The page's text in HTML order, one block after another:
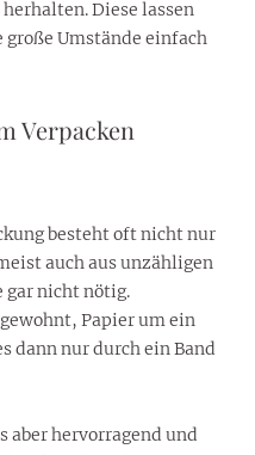
Diese lassen
große Umstände einfach
Verpacken
besteht oft nicht nur
auch aus unzähligen
gar nicht nötig.
Papier um ein
dann nur durch ein Band
aber hervorragend und